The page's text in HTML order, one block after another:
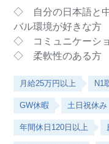
◇ 自分の日本語と
バル環境が好きな方
◇ コミュニケーシ
◇ 柔軟性のある方
月給25万円以上 N1
GW休暇 土日祝休み
年間休日120日以上